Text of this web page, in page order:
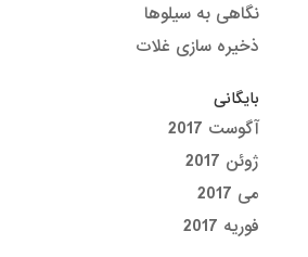
نگاهی به سیلوها
ذخیره سازی غلات
بایگانی
آگوست 2017
ژوئن 2017
می 2017
فوریه 2017